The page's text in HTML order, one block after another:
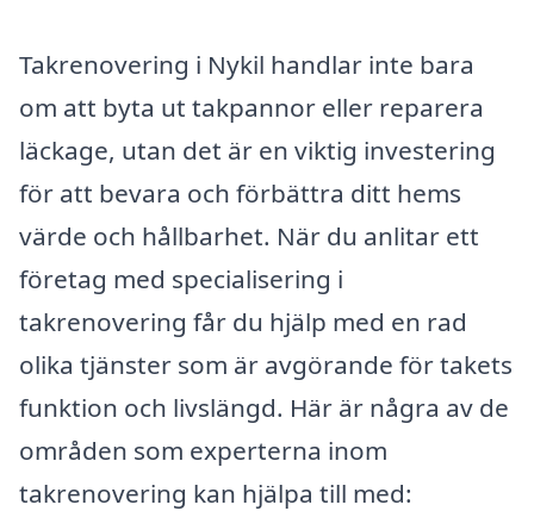
Takrenovering i Nykil handlar inte bara
om att byta ut takpannor eller reparera
läckage, utan det är en viktig investering
för att bevara och förbättra ditt hems
värde och hållbarhet. När du anlitar ett
företag med specialisering i
takrenovering får du hjälp med en rad
olika tjänster som är avgörande för takets
funktion och livslängd. Här är några av de
områden som experterna inom
takrenovering kan hjälpa till med: